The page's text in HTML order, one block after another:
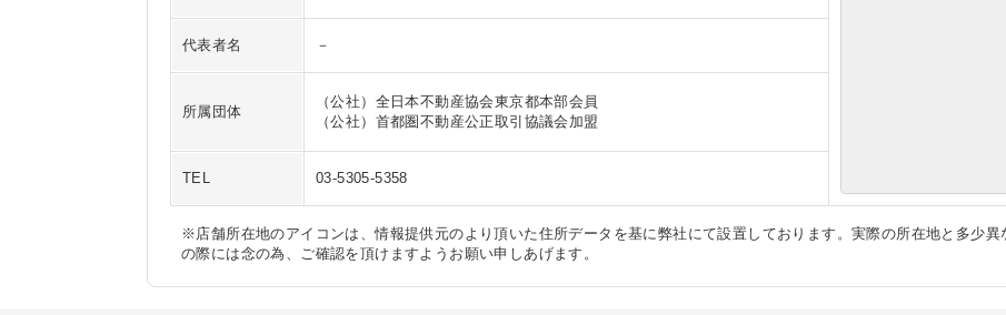
代表者名 －
所属団体
（公社）全日本不動産協会東京都本部会員
（公社）首都圏不動産公正取引協議会加盟
TEL 03-5305-5358
※店舗所在地のアイコンは、情報提供元のより頂いた住所データを基に弊社にて設置しております。実際の所在地と多少
の際には念の為、ご確認を頂けますようお願い申しあげます。